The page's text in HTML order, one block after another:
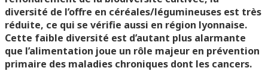
diversité de l’offre en céréales/légumineuses est très
réduite, ce qui se vérifie aussi en région lyonnaise.
Cette faible diversité est d’autant plus alarmante
que l’alimentation joue un rôle majeur en prévention
primaire des maladies chroniques dont les cancers.